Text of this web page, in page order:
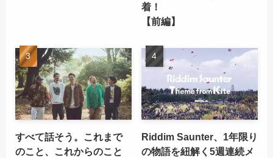
着！
【前編】
すべて話そう。これまで
のこと、これからのこと
Riddim Saunter、1年限り
の物語を紐解く5週連続メ